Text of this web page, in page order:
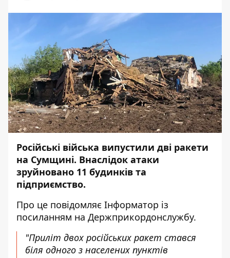
Російські війська випустили дві ракети
на Сумщині. Внаслідок атаки
зруйновано 11 будинків та
підприємство.
Про це повідомляє Інформатор із
посиланням на Держприкордонслужбу.
"Приліт двох російських ракет стався
біля одного з населених пунктів